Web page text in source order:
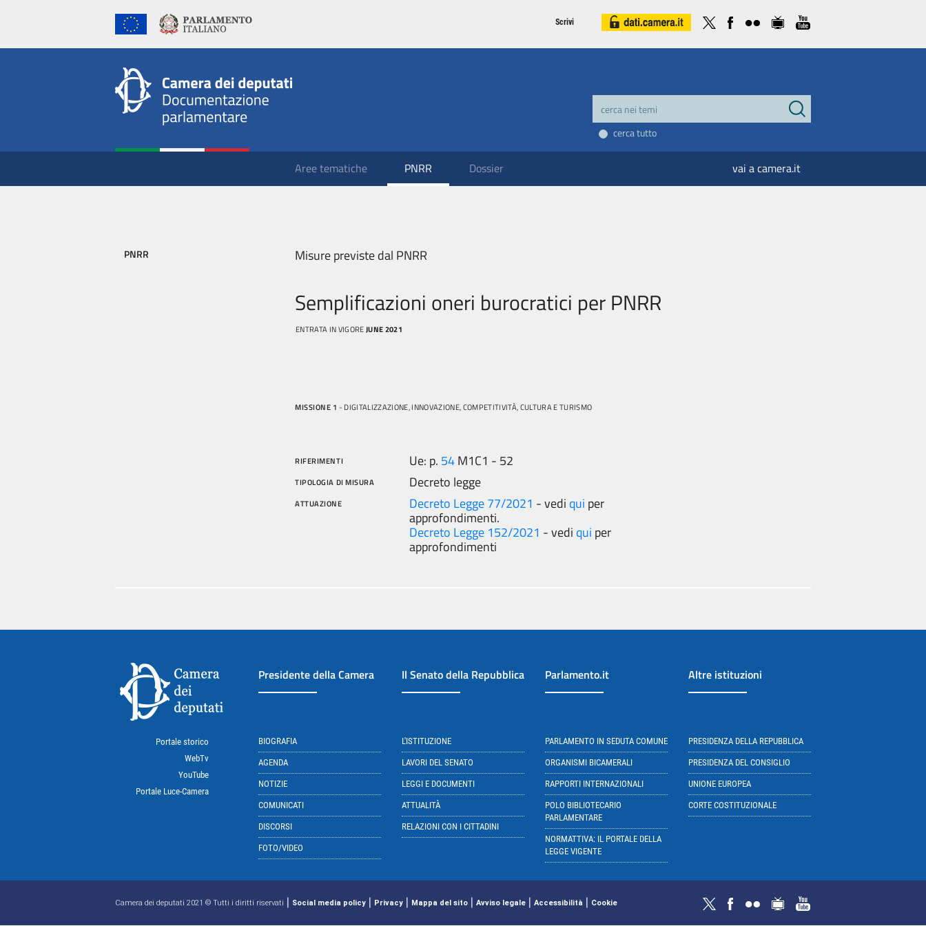
Scrivi
cerca tutto
Aree tematiche PNRR Dossier vai a camera.it
PNRR Misure previste dal PNRR
Semplificazioni oneri burocratici per PNRR
ENTRATA IN VIGOREJUNE 2021
MISSIONE 1 - DIGITALIZZAZIONE, INNOVAZIONE, COMPETITIVITÀ, CULTURA E TURISMO
RIFERIMENTI Ue: p. 54M1C1 - 52
TIPOLOGIA DI MISURA Decreto legge
ATTUAZIONE Decreto Legge 77/2021 - vedi qui per
approfondimenti.
Decreto Legge 152/2021 - vedi qui per
approfondimenti
Portale storico
WebTv
YouTube
Portale Luce-Camera
Presidente della Camera
BIOGRAFIA
AGENDA
NOTIZIE
COMUNICATI
DISCORSI
FOTO/VIDEO
Il Senato della Repubblica
L'ISTITUZIONE
LAVORI DEL SENATO
LEGGI E DOCUMENTI
ATTUALITÀ
RELAZIONI CON I CITTADINI
Parlamento.it
PARLAMENTO IN SEDUTA COMUNE
ORGANISMI BICAMERALI
RAPPORTI INTERNAZIONALI
POLO BIBLIOTECARIO
PARLAMENTARE
NORMATTIVA: IL PORTALE DELLA
LEGGE VIGENTE
Altre istituzioni
PRESIDENZA DELLA REPUBBLICA
PRESIDENZA DEL CONSIGLIO
UNIONE EUROPEA
CORTE COSTITUZIONALE
Camera dei deputati 2021 © Tutti i diritti riservati | Social media policy | Privacy | Mappa del sito | Avviso legale | Accessibilità | Cookie